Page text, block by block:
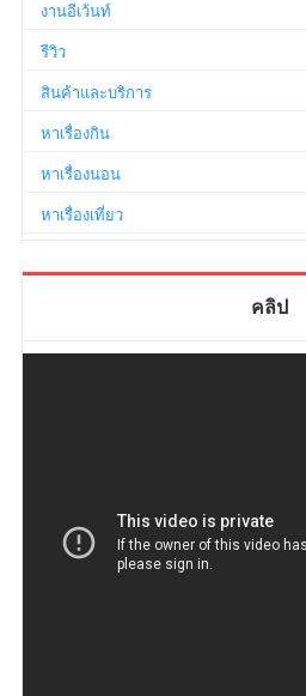
งานอีเว้นท์
รีวิว
สินค้าและบริการ
หาเรื่องกิน
หาเรื่องนอน
หาเรื่องเที่ยว
คลิป